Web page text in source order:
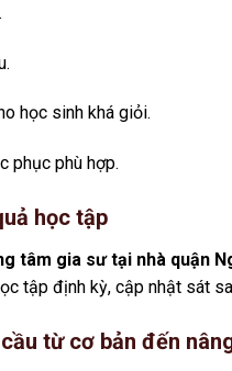
học sinh khá giỏi.
phục phù hợp.
học tập
tâm gia sư tại nhà quận
tập định kỳ, cập nhật sát
từ cơ bản đến